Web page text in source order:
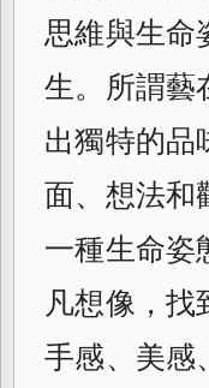
思維與生命
生。 所謂藝
出獨特的品
面、想法和
一種生命姿
凡想像，找
手感、美感